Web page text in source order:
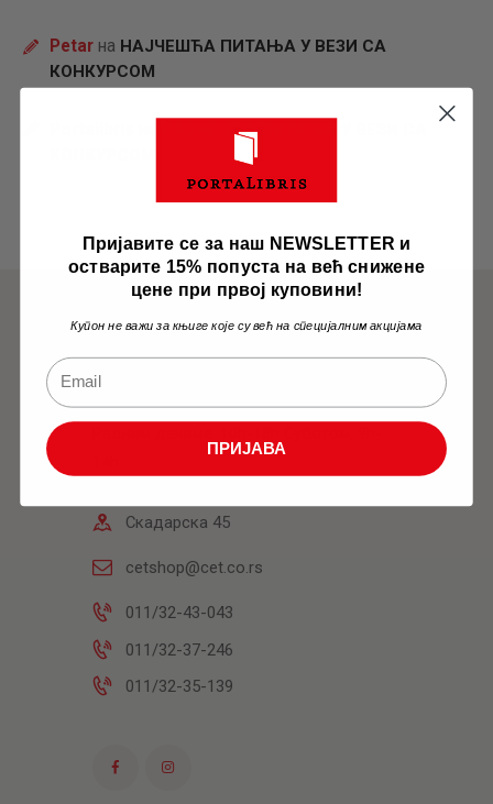
Petarна НАЈЧЕШЋА ПИТАЊА У ВЕЗИ СА
КОНКУРСОМ
НАЈЧЕШЋА ПИТАЊА У ВЕЗИ СА
Књижара
Скадарска 45
cetshop@cet.co.rs
011/32-43-043
011/32-37-246
011/32-35-139
Пријавите се за наш NEWSLETTER и
остварите 15% попуста на већ снижене
цене при првој куповини!
Купон не важи за књиге које су већ на специјалним акцијама
ПРИЈАВА